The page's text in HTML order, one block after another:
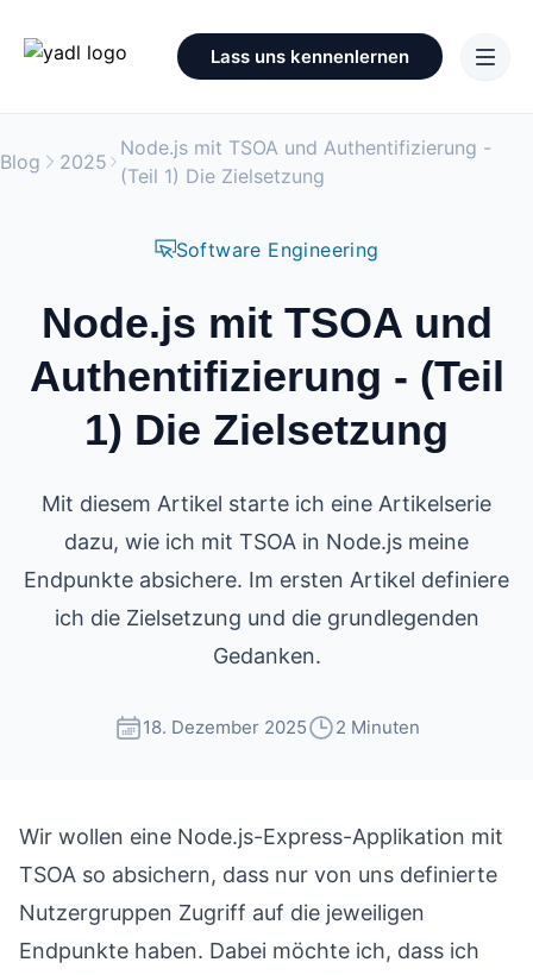
Lass uns kennenlernen
Blog 2025
Node.js mit TSOA und Authentifizierung -
(Teil 1) Die Zielsetzung
Software Engineering
Node.js mit TSOA und
Authentifizierung - (Teil
1) Die Zielsetzung
Mit diesem Artikel starte ich eine Artikelserie
dazu, wie ich mit TSOA in Node.js meine
Endpunkte absichere. Im ersten Artikel definiere
ich die Zielsetzung und die grundlegenden
Gedanken.
18. Dezember 2025 2 Minuten
Wir wollen eine Node.js-Express-Applikation mit
TSOA so absichern, dass nur von uns definierte
Nutzergruppen Zugriff auf die jeweiligen
Endpunkte haben. Dabei möchte ich, dass ich